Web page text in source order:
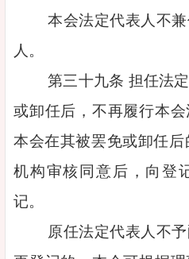
本会法定代表人不
人。
第三十九条 担任法
或卸任后，不再履行本
本会在其被罢免或卸任后
机构审核同意后，向登
记。
原任法定代表人不